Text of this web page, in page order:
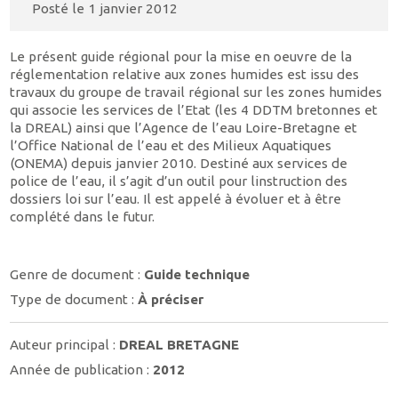
Posté le 1 janvier 2012
Le présent guide régional pour la mise en oeuvre de la
réglementation relative aux zones humides est issu des
travaux du groupe de travail régional sur les zones humides
qui associe les services de l’Etat (les 4 DDTM bretonnes et
la DREAL) ainsi que l’Agence de l’eau Loire-Bretagne et
l’Office National de l’eau et des Milieux Aquatiques
(ONEMA) depuis janvier 2010. Destiné aux services de
police de l’eau, il s’agit d’un outil pour linstruction des
dossiers loi sur l’eau. Il est appelé à évoluer et à être
complété dans le futur.
Genre de document : Guide technique
Type de document :À préciser
Auteur principal : DREAL BRETAGNE
Année de publication : 2012